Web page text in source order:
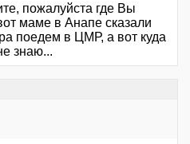
пожалуйста где Вы
маме в Анапе сказали
поедем в ЦМР, а вот куда
знаю...